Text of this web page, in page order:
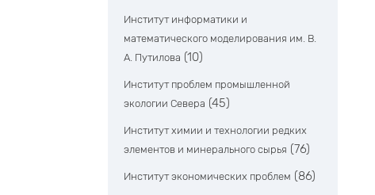
Институт информатики и
математического моделирования им. В.
А. Путилова (10)
Институт проблем промышленной
экологии Севера (45)
Институт химии и технологии редких
элементов и минерального сырья (76)
Институт экономических проблем (86)